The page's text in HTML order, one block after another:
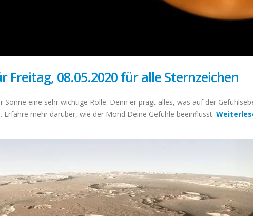
Freitag, 08.05.2020 für alle Sternzeichen
eine sehr wichtige Rolle. Denn er prägt alles, was auf der
mehr darüber, wie der Mond Deine Gefühle beeinflusst.